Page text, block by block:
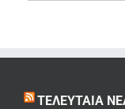
ΤΕΛΕΥΤΑΊΑ